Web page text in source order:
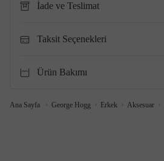
İade ve Teslimat
Taksit Seçenekleri
Ürün Bakımı
Ana Sayfa George Hogg Erkek Aksesuar